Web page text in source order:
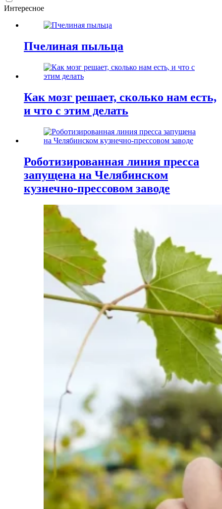
Интересное
Пчелиная пыльца
Как мозг решает, сколько нам есть,
и что с этим делать
Роботизированная линия пресса
запущена на Челябинском
кузнечно-прессовом заводе